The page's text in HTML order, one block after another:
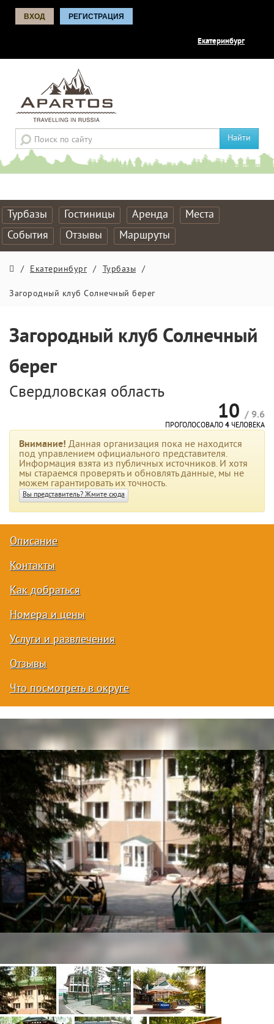
ВХОД РЕГИСТРАЦИЯ
Екатеринбург
Найти
Турбазы Гостиницы Аренда
Места
События
Отзывы Маршруты
/ Екатеринбург / Турбазы /
Загородный клуб Солнечный берег
Загородный клуб Солнечный
берег
Свердловская область
10 / 9.6
ПРОГОЛОСОВАЛО 4 ЧЕЛОВЕКА
Внимание! Данная организация пока не находится
под управлением официального представителя.
Информация взята из публичных источников. И хотя
мы стараемся проверять и обновлять данные, мы не
можем гарантировать их точность.
Вы представитель? Жмите сюда
Описание
Контакты
Как добраться
Номера и цены
Услуги и развлечения
Отзывы
Что посмотреть в округе